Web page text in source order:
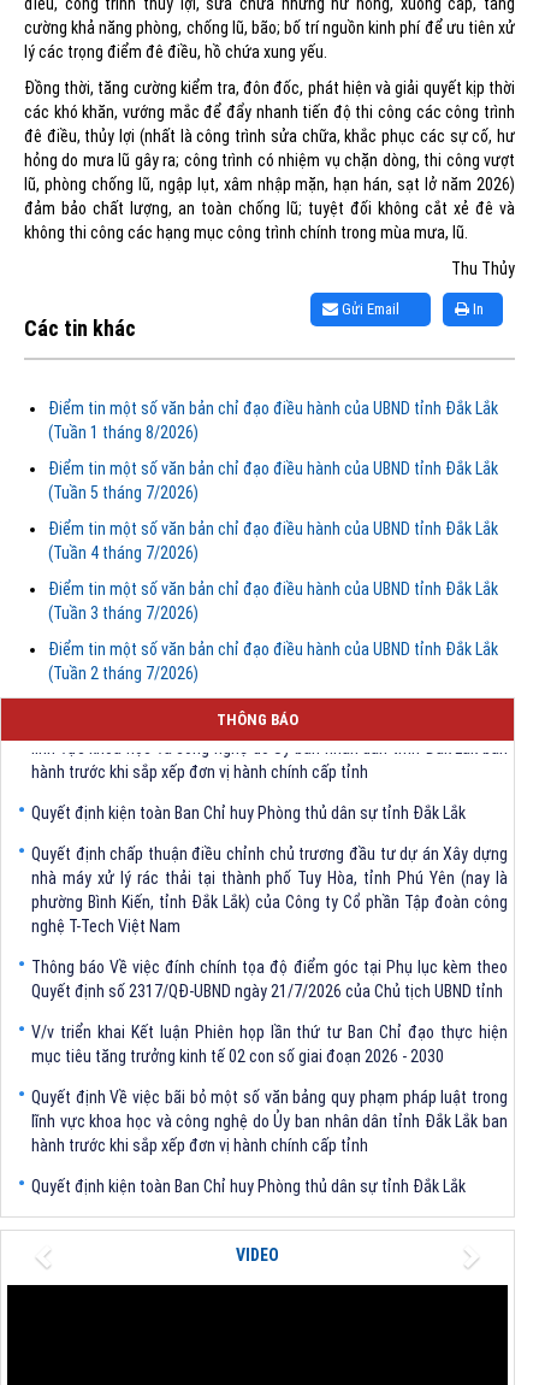
điều, công trình thủy lợi, sửa chữa những hư hỏng, xuống cấp, tăng
cường khả năng phòng, chống lũ, bão; bố trí nguồn kinh phí để ưu tiên xử
lý các trọng điểm đê điều, hồ chứa xung yếu.
Đồng thời, tăng cường kiểm tra, đôn đốc, phát hiện và giải quyết kịp thời
các khó khăn, vướng mắc để đẩy nhanh tiến độ thi công các công trình
đê điều, thủy lợi (nhất là công trình sửa chữa, khắc phục các sự cố, hư
hỏng do mưa lũ gây ra; công trình có nhiệm vụ chặn dòng, thi công vượt
lũ, phòng chống lũ, ngập lụt, xâm nhập mặn, hạn hán, sạt lở năm 2026)
đảm bảo chất lượng, an toàn chống lũ; tuyệt đối không cắt xẻ đê và
không thi công các hạng mục công trình chính trong mùa mưa, lũ.
Thu Thủy
In
Gửi Email
Các tin khác
Điểm tin một số văn bản chỉ đạo điều hành của UBND tỉnh Đắk Lắk
(Tuần 1 tháng 8/2026)
Điểm tin một số văn bản chỉ đạo điều hành của UBND tỉnh Đắk Lắk
(Tuần 5 tháng 7/2026)
Điểm tin một số văn bản chỉ đạo điều hành của UBND tỉnh Đắk Lắk
(Tuần 4 tháng 7/2026)
Điểm tin một số văn bản chỉ đạo điều hành của UBND tỉnh Đắk Lắk
(Tuần 3 tháng 7/2026)
Điểm tin một số văn bản chỉ đạo điều hành của UBND tỉnh Đắk Lắk
(Tuần 2 tháng 7/2026)
THÔNG BÁO
Quyết định Về việc bãi bỏ một số văn bảng quy phạm pháp luật trong
lĩnh vực khoa học và công nghệ do Ủy ban nhân dân tỉnh Đắk Lắk ban
hành trước khi sắp xếp đơn vị hành chính cấp tỉnh
nhà máy xử lý rác thải tại thành phố Tuy Hòa, tỉnh Phú Yên (nay là
phường Bình Kiến, tỉnh Đắk Lắk) của Công ty Cổ phần Tập đoàn công
nghệ T-Tech Việt Nam
Quyết định số 2317/QĐ-UBND ngày 21/7/2026 của Chủ tịch UBND tỉnh
mục tiêu tăng trưởng kinh tế 02 con số giai đoạn 2026 - 2030
lĩnh vực khoa học và công nghệ do Ủy ban nhân dân tỉnh Đắk Lắk ban
hành trước khi sắp xếp đơn vị hành chính cấp tỉnh
nhà máy xử lý rác thải tại thành phố Tuy Hòa, tỉnh Phú Yên (nay là
phường Bình Kiến, tỉnh Đắk Lắk) của Công ty Cổ phần Tập đoàn công
VIDEO
Previous Next